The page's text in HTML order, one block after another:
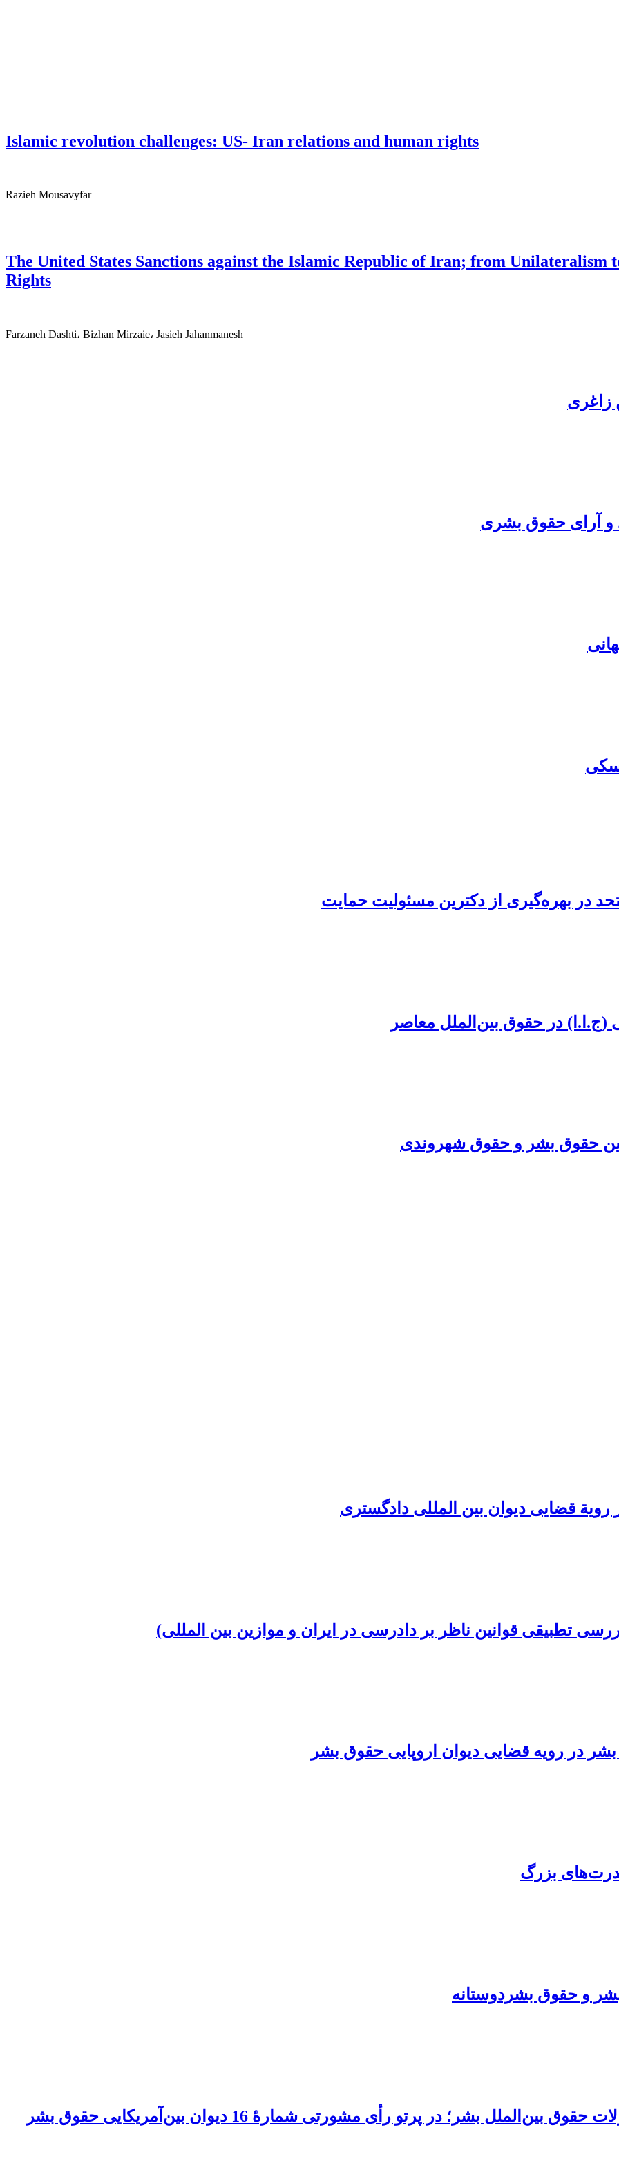
Islamic revolution challenges: US- Iran relations and human rights
Razieh Mousavyfar
The United States Sanctions against the Islamic Republic of Iran; from
Rights
Farzaneh Dashti، Bizhan Mirzaie، Jasieh Jahanmanesh
زاغری
و آرای حقوق بشری
در بهره‌گیری از دکترین مسئولیت حمایت
حقوق بشر و حقوق شهروندی
قضایی دیوان بین المللی دادگستری
تطبیقی قوانین ناظر بر دادرسی در ایران و موازین بین المللی)
در رویه قضایی دیوان اروپایی حقوق بشر
بزرگ
و حقوق بشردوستانه
بشر؛ در پرتو رأی مشورتی شمارۀ 16 دیوان بین‌آمریکایی حقوق بشر